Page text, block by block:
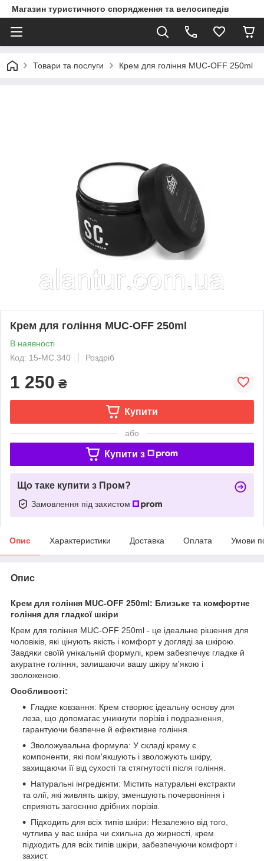
Магазин туристичного спорядження та велосипедів
Товари та послуги Крем для гоління MUC-OFF 250ml
Крем для гоління MUC-OFF 250ml
В наявності
Код: 15-MC.340
Роздріб
1 250 ₴
Купити
або
Купити з
Що таке купити з Пром?
Замовлення під захистом
Опис Характеристики Доставка Оплата Умови
Опис
Крем для гоління MUC-OFF 250ml: Близьке та комфортне
гоління для гладкої шкіри
Крем для гоління MUC-OFF 250ml - це ідеальне рішення для
чоловіків, які цінують якість і комфорт у догляді за шкірою.
Завдяки своїй унікальній формулі, крем забезпечує гладке й
акуратне гоління, залишаючи вашу шкіру м'якою і
зволоженою.
Особливості:
Гладке ковзання: Крем створює ідеальну основу для
леза, що допомагає уникнути порізів і подразнення,
гарантуючи безпечне й ефективне гоління.
Зволожувальна формула: У складі крему є
компоненти, які пом'якшують і зволожують шкіру,
захищаючи її від сухості та стягнутості після гоління.
Натуральні інгредієнти: Містить натуральні екстракти
та олії, які живлять шкіру, зменшують почервоніння і
сприяють загоєнню дрібних порізів.
Підходить для всіх типів шкіри: Незалежно від того,
чутлива у вас шкіра чи схильна до жирності, крем
підходить для всіх типів шкіри, забезпечуючи комфорт і
захист.